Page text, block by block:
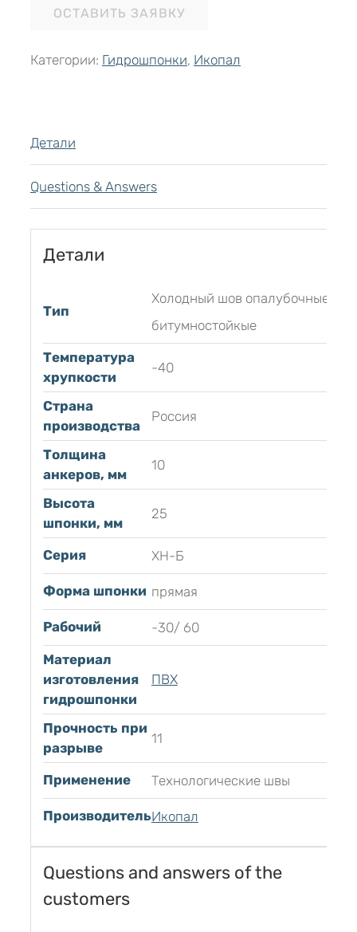
ОСТАВИТЬ ЗАЯВКУ
Категории: Гидрошпонки, Икопал
Детали
Questions & Answers
Детали
Тип
Холодный шов опалубочные
битумностойкые
Температура
хрупкости
-40
Страна
производства
Россия
Толщина
анкеров, мм
10
Высота
шпонки, мм
25
Серия ХН-Б
Форма шпонки прямая
Рабочий
-30/ 60
Материал
изготовления
гидрошпонки
ПВХ
Прочность при
разрыве
11
Применение Технологические швы
ПроизводительИкопал
Questions and answers of the
customers